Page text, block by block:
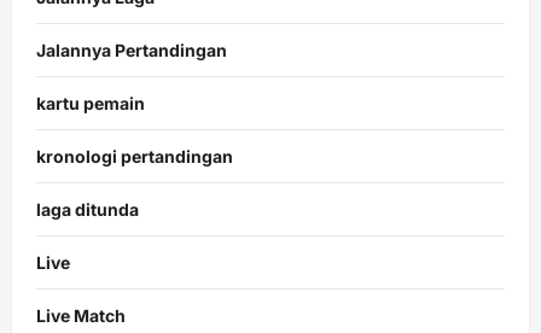
Jalannya Pertandingan
kartu pemain
kronologi pertandingan
laga ditunda
Live
Live Match